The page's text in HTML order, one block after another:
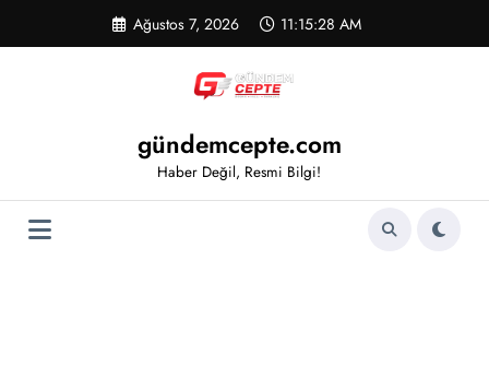
Ağustos 7, 2026 11:15:29 AM
gündemcepte.com
Haber Değil, Resmi Bilgi!